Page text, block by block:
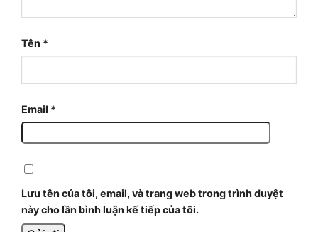
Tên *
Email *
Lưu tên của tôi, email, và trang web trong trình duyệt
này cho lần bình luận kế tiếp của tôi.